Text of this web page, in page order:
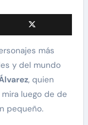
y del mundo
, quien
luego de de
pequeño.